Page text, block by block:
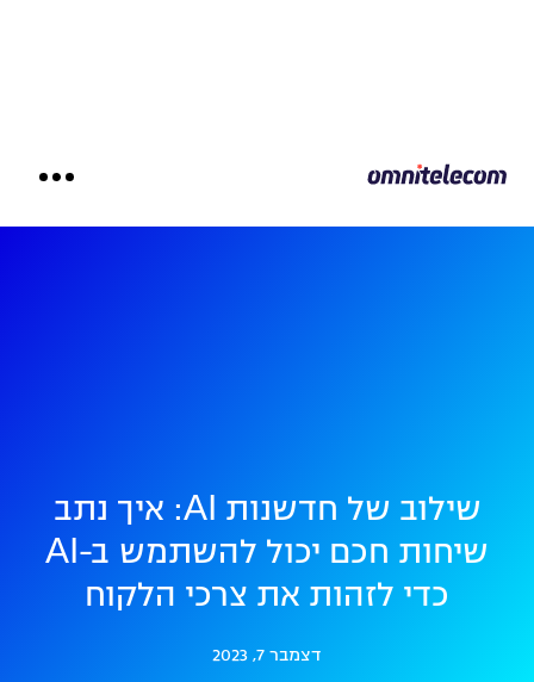
שילוב של חדשנות AI: איך נתב
שיחות חכם יכול להשתמש ב-AI
כדי לזהות את צרכי הלקוח
דצמבר 7, 2023